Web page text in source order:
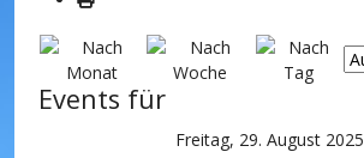
Events für
Freitag, 29. August 2025